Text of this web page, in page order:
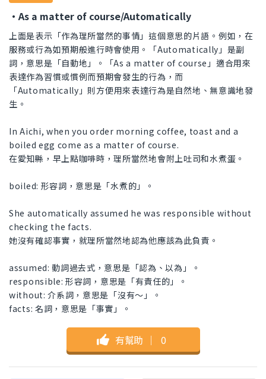
・As a matter of course/Automatically
上面是表示「作為理所當然的事情」這個意思的片語。例如，在
服務或行為如預期般進行時會使用。「Automatically」是副
詞，意思是「自動地」。「As a matter of course」適合用來
表達作為習慣或慣例而預期會發生的行為，而
「Automatically」則方便用來表達行為是自然地、無意識地發
生。
In Aichi, when you order morning coffee, toast and a
boiled egg come as a matter of course.
在愛知縣，早上點咖啡時，理所當然地會附上吐司和水煮蛋。
boiled: 形容詞，意思是「水煮的」。
She automatically assumed he was responsible without
checking the facts.
她沒有確認事實，就理所當然地認為他應該為此負責。
assumed: 動詞過去式，意思是「認為、以為」。
responsible: 形容詞，意思是「有責任的」。
without: 介系詞，意思是「沒有～」。
facts: 名詞，意思是「事實」。
有幫助 ｜ 0